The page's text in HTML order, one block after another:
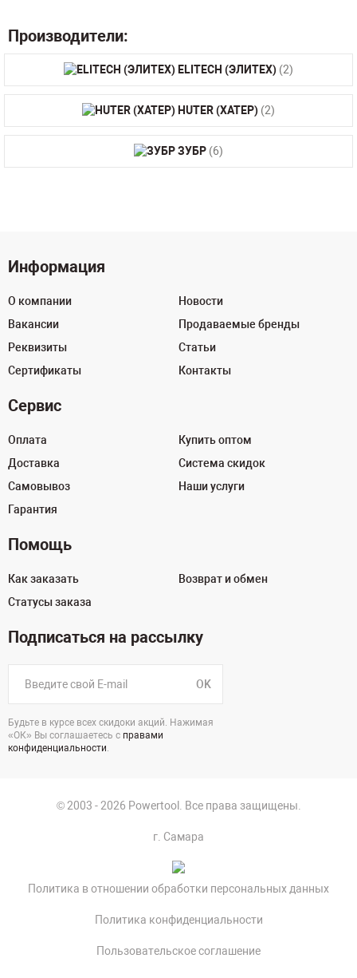
Производители:
ELITECH (ЭЛИТЕХ) (2)
HUTER (ХАТЕР) (2)
ЗУБР (6)
Информация
О компании
Вакансии
Реквизиты
Сертификаты
Новости
Продаваемые бренды
Статьи
Контакты
Сервис
Оплата
Доставка
Самовывоз
Гарантия
Купить оптом
Система скидок
Наши услуги
Помощь
Как заказать
Статусы заказа
Возврат и обмен
Подписаться на рассылку
OK
Будьте в курсе всех скидоки акций. Нажимая
«ОК» Вы соглашаетесь с правами
конфиденциальности.
© 2003 - 2026 Powertool. Все права защищены.
г. Самара
Политика в отношении обработки персональных данных
Политика конфиденциальности
Пользовательское соглашение